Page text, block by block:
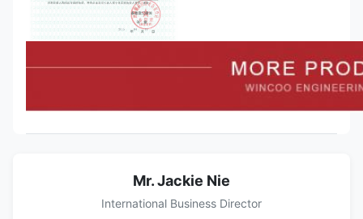
Mr. Jackie Nie
International Business Director